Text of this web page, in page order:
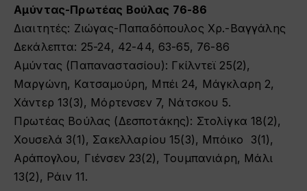
Αμύντας-Πρωτέας Βούλας 76-86
Διαιτητές: Ζιώγας-Παπαδόπουλος Χρ.-Βαγγάλης
Δεκάλεπτα: 25-24, 42-44, 63-65, 76-86
Αμύντας (Παπαναστασίου): Γκίλντεϊ 25(2),
Μαργώνη, Κατσαμούρη, Μπέι 24, Μάγκλαρη 2,
Χάντερ 13(3), Μόρτενσεν 7, Νάτσκου 5.
Πρωτέας Βούλας (Δεσποτάκης): Στολίγκα 18(2),
Χουσελά 3(1), Σακελλαρίου 15(3), Μπόικο 3(1),
Αράπογλου, Γιένσεν 23(2), Τουμπανιάρη, Μάλι
13(2), Ράιν 11.